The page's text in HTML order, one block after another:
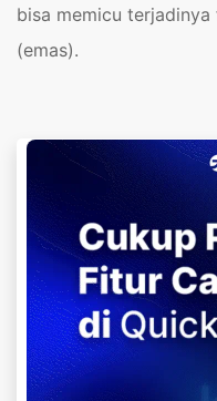
bisa memicu
(emas).